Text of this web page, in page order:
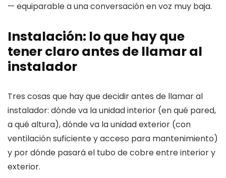
— equiparable a una conversación en voz muy baja.
Instalación: lo que hay que
tener claro antes de llamar al
instalador
Tres cosas que hay que decidir antes de llamar al
instalador: dónde va la unidad interior (en qué pared,
a qué altura), dónde va la unidad exterior (con
ventilación suficiente y acceso para mantenimiento)
y por dónde pasará el tubo de cobre entre interior y
exterior.